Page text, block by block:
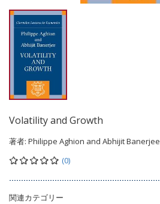
Volatility and Growth
著者: Philippe Aghion and Abhijit Banerjee
(0)
関連カテゴリー